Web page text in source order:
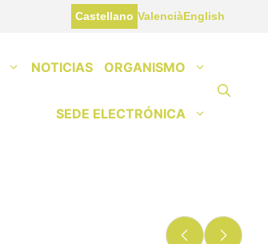
Castellano ValenciàEnglish
NOTICIAS ORGANISMO
SEDE ELECTRÓNICA